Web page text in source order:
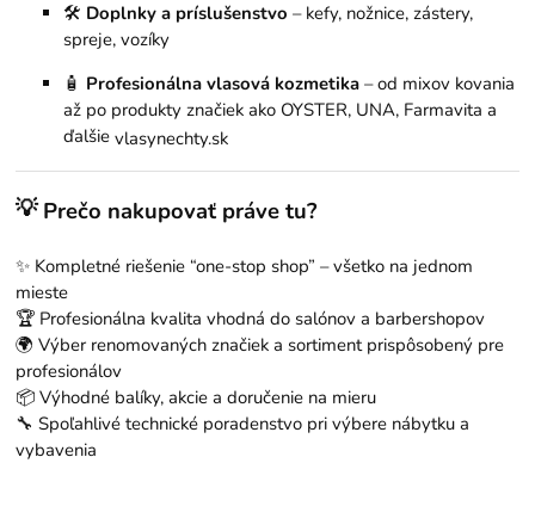
🛠 Doplnky a príslušenstvo – kefy, nožnice, zástery,
spreje, vozíky
🧴 Profesionálna vlasová kozmetika – od mixov kovania
až po produkty značiek ako OYSTER, UNA, Farmavita a
ďalšievlasynechty.sk
💡Prečo nakupovať práve tu?
✨ Kompletné riešenie “one-stop shop” – všetko na jednom
mieste
🏆 Profesionálna kvalita vhodná do salónov a barbershopov
🌍 Výber renomovaných značiek a sortiment prispôsobený pre
profesionálov
📦 Výhodné balíky, akcie a doručenie na mieru
🔧 Spoľahlivé technické poradenstvo pri výbere nábytku a
vybavenia